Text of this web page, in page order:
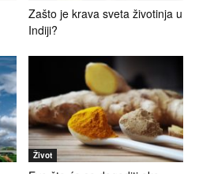
Zašto je krava sveta životinja u
Indiji?
Život